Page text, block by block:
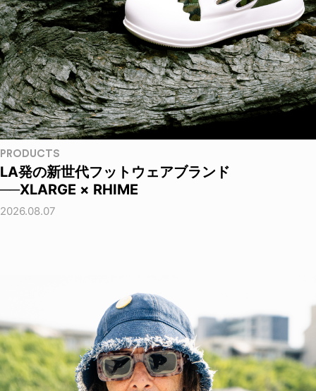
PRODUCTS
LA発の新世代フットウェアブランド
──XLARGE × RHIME
2026.08.07